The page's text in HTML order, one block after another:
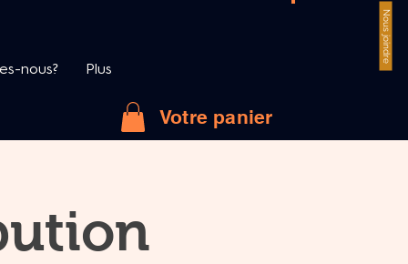
Nous joindre
nous? Plus
Votre panier